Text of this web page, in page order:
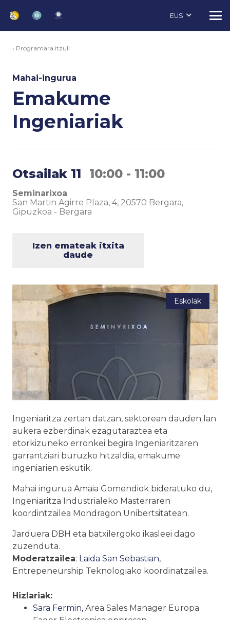
EUS
‹ Programara itzuli
Mahai-ingurua
Emakume
Ingeniariak
Otsailak 11 10:00 - 11:00
Seminarixoa
San Martin Agirre Plaza, 4, 20570 Bergara,
Gipuzkoa - Bergara
Izen emateak itxita
daude
Eskolak
Ingeniaritza zertan datzan, sektorean dauden lan
aukera ezberdinak ezagutaraztea eta
etorkizuneko erronkei begira Ingeniaritzaren
garrantziari buruzko hitzaldia, emakume
ingeniarien eskutik.
Mahai ingurua Amaia Gomendiok bideratuko du,
Ingeniaritza Industrialeko Masterraren
koordintzailea Mondragon Unibertsitatean.
Jarduera DBH eta batxilergoko ikasleei dago
zuzenduta.
Moderatzailea: Laida San Sebastian,
Entrepeneurship Teknologiako koordinatzailea.
Hizlariak:
Sara Fermin, Area Sales Manager Europa